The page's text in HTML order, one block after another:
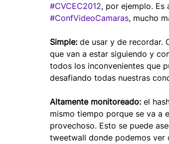
#CVCEC2012, por ejemplo. Es
#ConfVideoCamaras, mucho
Simple: de usar y de recordar.
que van a estar siguiendo y
todos los inconvenientes que
desafiando todas nuestras
Altamente monitoreado: el
mismo tiempo porque se va a
provechoso. Esto se puede
tweetwall donde podemos ver